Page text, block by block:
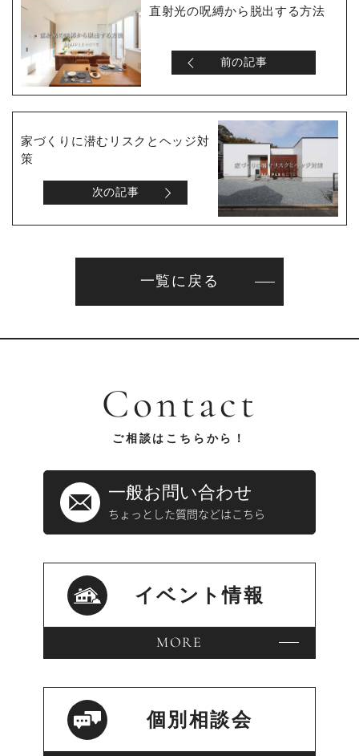
直射光の呪縛から脱出する方法
前の記事
家づくりに潜むリスクとヘッジ対
策
次の記事
一覧に戻る
Contact
ご相談はこちらから！
一般お問い合わせ
ちょっとした質問などはこちら
イベント情報
MORE
個別相談会